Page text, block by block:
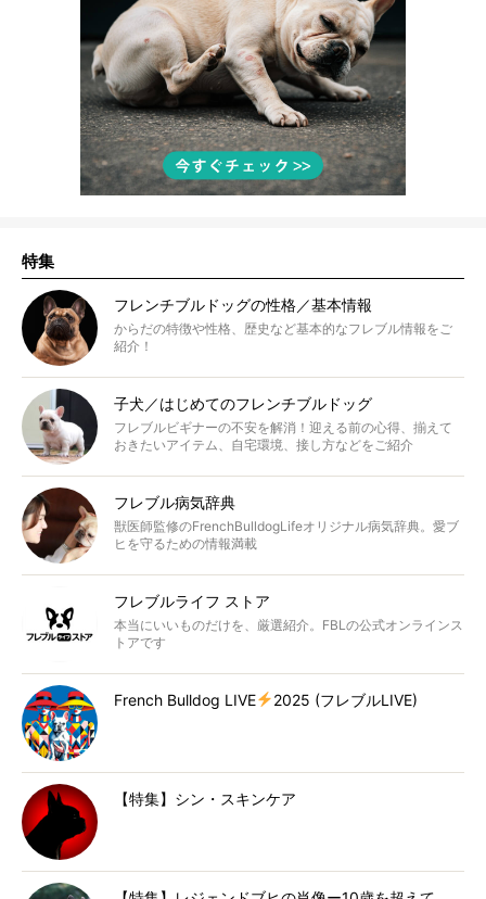
特集
フレンチブルドッグの性格／基本情報
からだの特徴や性格、歴史など基本的なフレブル情報をご
紹介！
子犬／はじめてのフレンチブルドッグ
フレブルビギナーの不安を解消！迎える前の心得、揃えて
おきたいアイテム、自宅環境、接し方などをご紹介
フレブル病気辞典
獣医師監修のFrenchBulldogLifeオリジナル病気辞典。愛ブ
ヒを守るための情報満載
フレブルライフ ストア
本当にいいものだけを、厳選紹介。FBLの公式オンラインス
トアです
French Bulldog LIVE 2025 (フレブルLIVE)
【特集】シン・スキンケア